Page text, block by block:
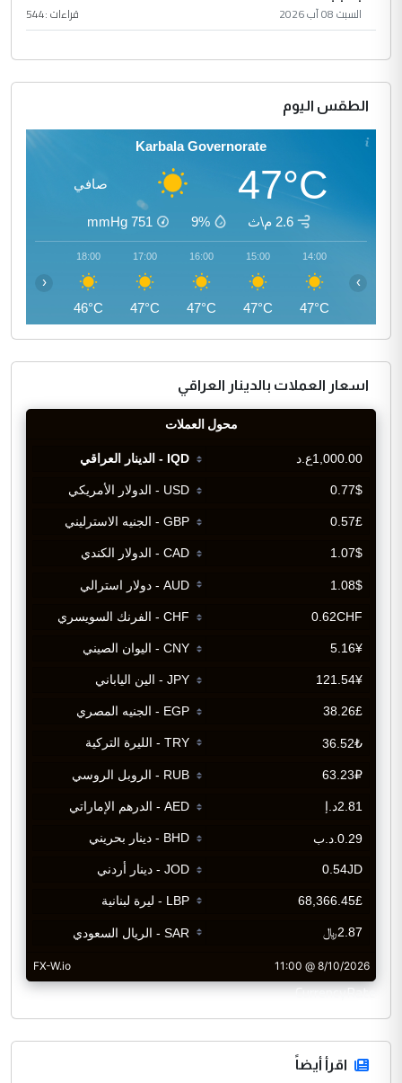
السبت 08 آب 2026 قراءات :544
الطقس اليوم
Karbala Governorate
47°C صافي
2.6 م\ث 9%
751
mmHg
14:00
47°C
15:00
47°C
16:00
47°C
17:00
47°C
18:00
46°C
‹ ›
اسعار العملات بالدينار العراقي
CurrencyRate
اقرأ أيضاً